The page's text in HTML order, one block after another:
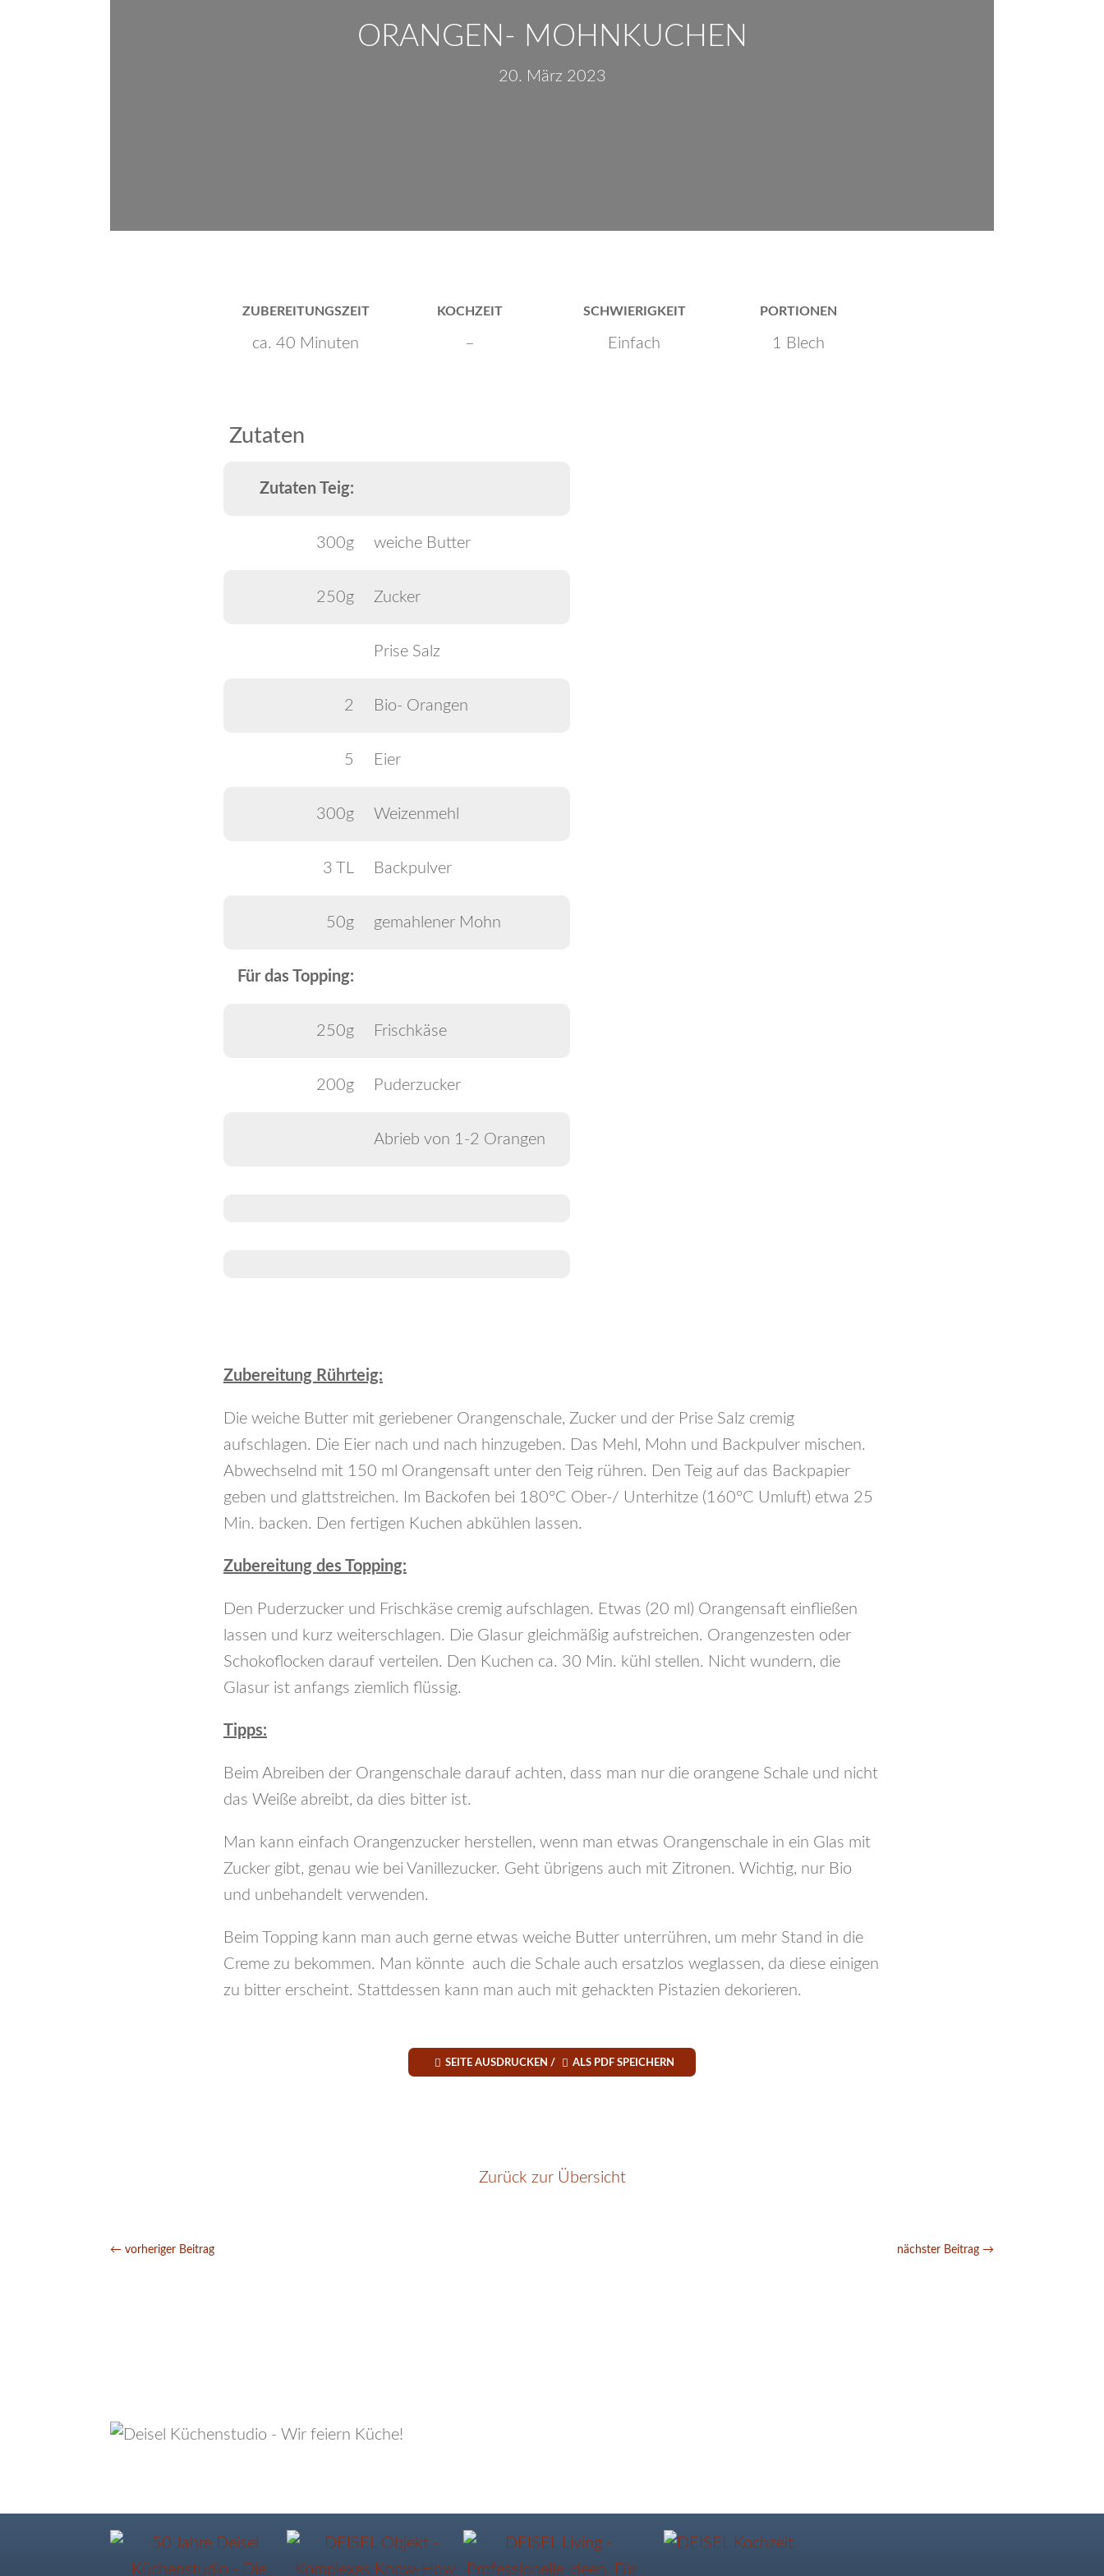
ORANGEN- MOHNKUCHEN
20. März 2023
ZUBEREITUNGSZEIT
ca. 40 Minuten
KOCHZEIT
–
SCHWIERIGKEIT
Einfach
PORTIONEN
1 Blech
Zutaten
Zutaten Teig:
300g weiche Butter
250g Zucker
Prise Salz
2 Bio- Orangen
5 Eier
300g Weizenmehl
3 TL Backpulver
50g gemahlener Mohn
Für das Topping:
250g Frischkäse
200g Puderzucker
Abrieb von 1-2 Orangen
Zubereitung Rührteig:
Die weiche Butter mit geriebener Orangenschale, Zucker und der Prise Salz cremig
aufschlagen. Die Eier nach und nach hinzugeben. Das Mehl, Mohn und Backpulver mischen.
Abwechselnd mit 150 ml Orangensaft unter den Teig rühren. Den Teig auf das Backpapier
geben und glattstreichen. Im Backofen bei 180°C Ober-/ Unterhitze (160°C Umluft) etwa 25
Min. backen. Den fertigen Kuchen abkühlen lassen.
Zubereitung des Topping:
Den Puderzucker und Frischkäse cremig aufschlagen. Etwas (20 ml) Orangensaft einfließen
lassen und kurz weiterschlagen. Die Glasur gleichmäßig aufstreichen. Orangenzesten oder
Schokoflocken darauf verteilen. Den Kuchen ca. 30 Min. kühl stellen. Nicht wundern, die
Glasur ist anfangs ziemlich flüssig.
Tipps:
Beim Abreiben der Orangenschale darauf achten, dass man nur die orangene Schale und nicht
das Weiße abreibt, da dies bitter ist.
Man kann einfach Orangenzucker herstellen, wenn man etwas Orangenschale in ein Glas mit
Zucker gibt, genau wie bei Vanillezucker. Geht übrigens auch mit Zitronen. Wichtig, nur Bio
und unbehandelt verwenden.
Beim Topping kann man auch gerne etwas weiche Butter unterrühren, um mehr Stand in die
Creme zu bekommen. Man könnte auch die Schale auch ersatzlos weglassen, da diese einigen
zu bitter erscheint. Stattdessen kann man auch mit gehackten Pistazien dekorieren.
 SEITE AUSDRUCKEN /  ALS PDF SPEICHERN
Zurück zur Übersicht
←vorheriger Beitrag nächster Beitrag→